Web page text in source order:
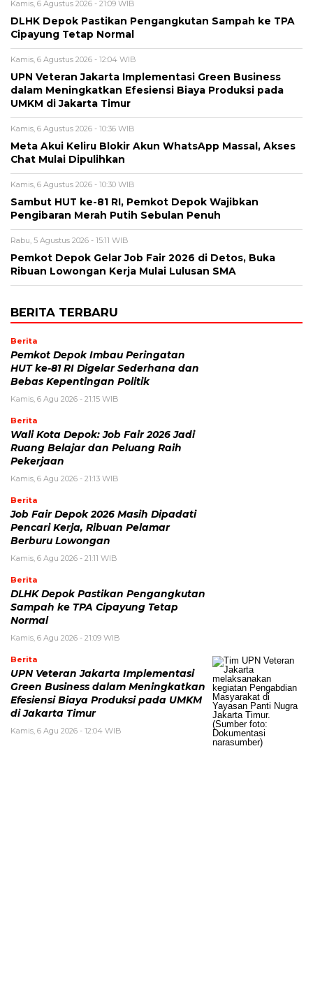
Kamis, 6 Agustus 2026 - 21:09 WIB
DLHK Depok Pastikan Pengangkutan Sampah ke TPA
Cipayung Tetap Normal
Kamis, 6 Agustus 2026 - 12:04 WIB
UPN Veteran Jakarta Implementasi Green Business
dalam Meningkatkan Efesiensi Biaya Produksi pada
UMKM di Jakarta Timur
Kamis, 6 Agustus 2026 - 10:36 WIB
Meta Akui Keliru Blokir Akun WhatsApp Massal, Akses
Chat Mulai Dipulihkan
Kamis, 6 Agustus 2026 - 10:30 WIB
Sambut HUT ke-81 RI, Pemkot Depok Wajibkan
Pengibaran Merah Putih Sebulan Penuh
Rabu, 5 Agustus 2026 - 15:11 WIB
Pemkot Depok Gelar Job Fair 2026 di Detos, Buka
Ribuan Lowongan Kerja Mulai Lulusan SMA
BERITA TERBARU
Berita
Pemkot Depok Imbau Peringatan
HUT ke-81 RI Digelar Sederhana dan
Bebas Kepentingan Politik
Kamis, 6 Agu 2026 - 21:15 WIB
Berita
Wali Kota Depok: Job Fair 2026 Jadi
Ruang Belajar dan Peluang Raih
Pekerjaan
Kamis, 6 Agu 2026 - 21:13 WIB
Berita
Job Fair Depok 2026 Masih Dipadati
Pencari Kerja, Ribuan Pelamar
Berburu Lowongan
Kamis, 6 Agu 2026 - 21:11 WIB
Berita
DLHK Depok Pastikan Pengangkutan
Sampah ke TPA Cipayung Tetap
Normal
Kamis, 6 Agu 2026 - 21:09 WIB
Berita
UPN Veteran Jakarta Implementasi
Green Business dalam Meningkatkan
Efesiensi Biaya Produksi pada UMKM
di Jakarta Timur
Kamis, 6 Agu 2026 - 12:04 WIB